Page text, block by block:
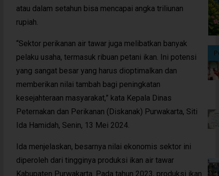
atau dalam setahun bisa mencapai angka triliunan
rupiah.
“Sektor perikanan air tawar juga melibatkan banyak
pelaku usaha, termasuk ribuan petani ikan. Ini potensi
yang sangat besar yang harus dioptimalkan dan
memberikan nilai tambah bagi peningkatan
kesejahteraan masyarakat,” kata Kepala Dinas
Peternakan dan Perikanan (Diskanak) Purwakarta, Siti
Ida Hamidah, Senin, 13 Mei 2024.
Ida menjelaskan, besarnya nilai ekonomis sektor ini
diperoleh dari tingginya produksi ikan air tawar
Kabupaten Purwakarta. Pada tahun 2023, produksi ikan